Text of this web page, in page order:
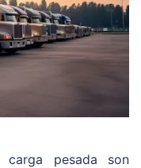
pesada son